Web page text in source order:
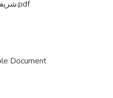
شريفي عائشة مريم.pdf
Document